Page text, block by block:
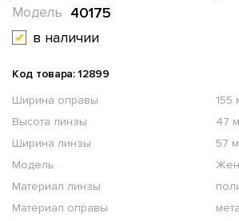
40175
Модель
в наличии
Код товара: 12899
Ширина оправы
155
Высота линзы
47
Ширина линзы
57
Модель
Материал линзы
Материал оправы